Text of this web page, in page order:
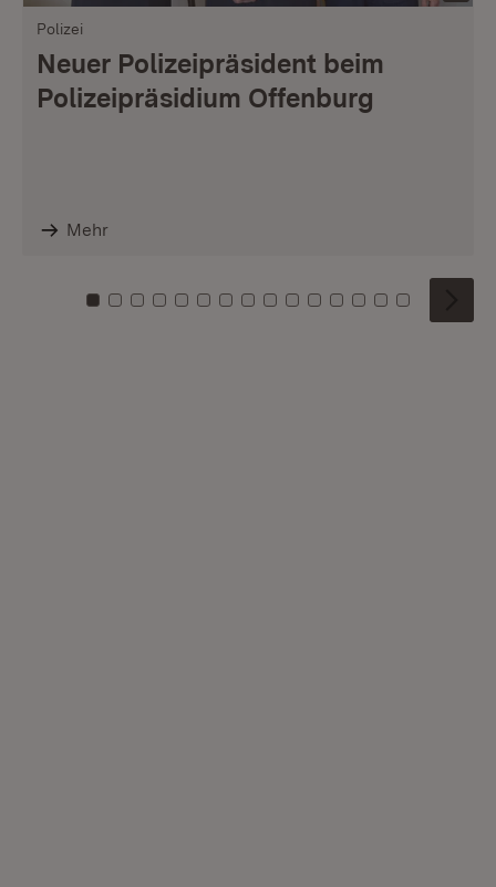
Polizei
Neuer Polizeipräsident beim
Polizeipräsidium Offenburg
Mehr
Zu Kachel: 0
Zu Kachel: 1
Zu Kachel: 2
Zu Kachel: 3
Zu Kachel: 4
Zu Kachel: 5
Zu Kachel: 6
Zu Kachel: 7
Zu Kachel: 8
Zu Kachel: 9
Zu Kachel: 10
Zu Kachel: 11
Zu Kachel: 12
Zu Kachel:
Zu